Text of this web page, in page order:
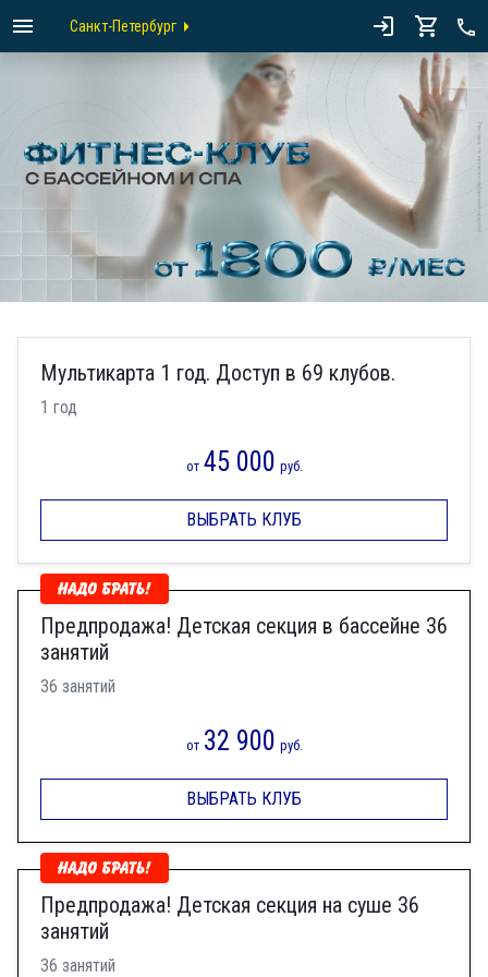
Санкт-Петербург
Мультикарта 1 год. Доступ в 69 клубов.
1 год
от 45 000 руб.
ВЫБРАТЬ КЛУБ
Предпродажа! Детская секция в бассейне 36
занятий
36 занятий
от 32 900 руб.
ВЫБРАТЬ КЛУБ
Предпродажа! Детская секция на суше 36
занятий
36 занятий